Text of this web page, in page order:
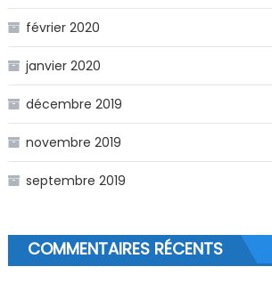
février 2020
janvier 2020
décembre 2019
novembre 2019
septembre 2019
COMMENTAIRES RÉCENTS